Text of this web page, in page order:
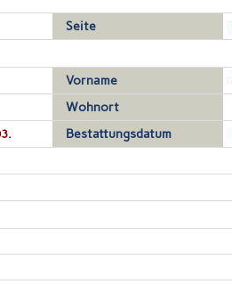
Seite
Vorname
Wohnort
Bestattungsdatum